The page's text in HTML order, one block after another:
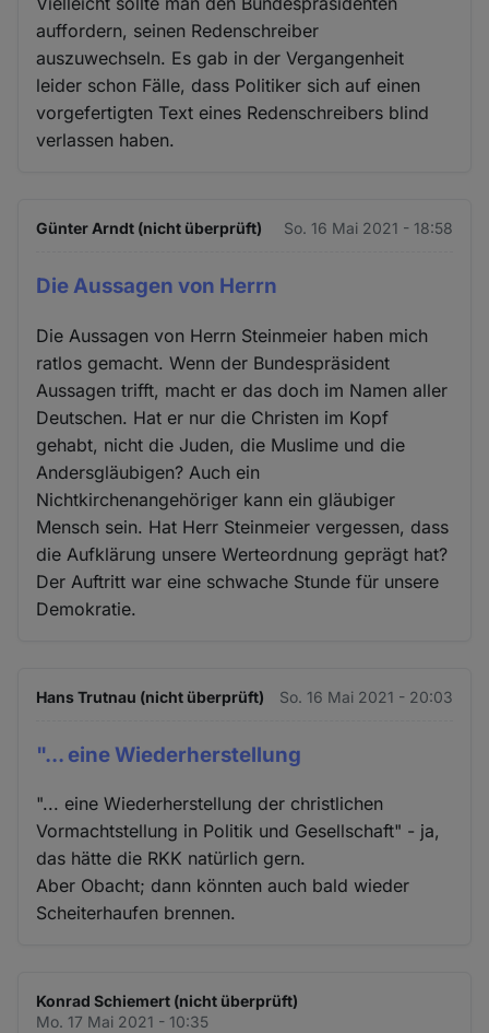
auffordern, seinen Redenschreiber
auszuwechseln. Es gab in der Vergangenheit
leider schon Fälle, dass Politiker sich auf einen
vorgefertigten Text eines Redenschreibers blind
verlassen haben.
Günter Arndt (nicht überprüft) So. 16 Mai 2021 - 18:58
Die Aussagen von Herrn
Die Aussagen von Herrn Steinmeier haben mich
ratlos gemacht. Wenn der Bundespräsident
Aussagen trifft, macht er das doch im Namen aller
Deutschen. Hat er nur die Christen im Kopf
gehabt, nicht die Juden, die Muslime und die
Andersgläubigen? Auch ein
Nichtkirchenangehöriger kann ein gläubiger
Mensch sein. Hat Herr Steinmeier vergessen, dass
die Aufklärung unsere Werteordnung geprägt hat?
Der Auftritt war eine schwache Stunde für unsere
Demokratie.
Hans Trutnau (nicht überprüft) So. 16 Mai 2021 - 20:03
"... eine Wiederherstellung
"... eine Wiederherstellung der christlichen
Vormachtstellung in Politik und Gesellschaft" - ja,
das hätte die RKK natürlich gern.
Aber Obacht; dann könnten auch bald wieder
Scheiterhaufen brennen.
Konrad Schiemert (nicht überprüft)
Mo. 17 Mai 2021 - 10:35